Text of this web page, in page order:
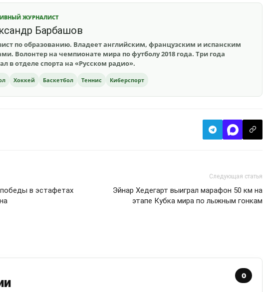
ЖУРНАЛИСТ
Барбашов
по образованию. Владеет английским, французским и испанским
Волонтер на чемпионате мира по футболу 2018 года. Три года
в отделе спорта на «Русском радио».
Хоккей Баскетбол Теннис Киберспорт
в эстафетах
Следующая статья
Эйнар Хедегарт выиграл марафон 50 км на
этапе Кубка мира по лыжным гонкам
0